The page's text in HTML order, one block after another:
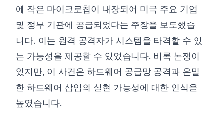
에 작은 마이크로칩이 내장되어 미국 주요 기업
및 정부 기관에 공급되었다는 주장을 보도했습
니다. 이는 원격 공격자가 시스템을 타격할 수 있
는 가능성을 제공할 수 있었습니다. 비록 논쟁이
있지만, 이 사건은 하드웨어 공급망 공격과 은밀
한 하드웨어 삽입의 실현 가능성에 대한 인식을
높였습니다.